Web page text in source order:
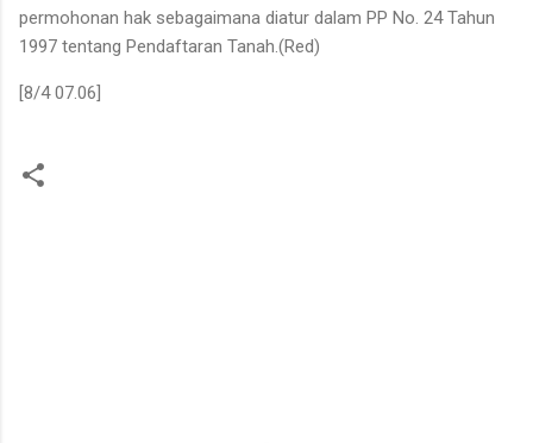
permohonan hak sebagaimana diatur dalam PP No. 24 Tahun
1997 tentang Pendaftaran Tanah.(Red)
[8/4 07.06]